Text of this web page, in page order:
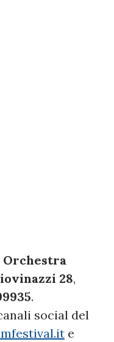
Orchestra
28,
.
social del
e